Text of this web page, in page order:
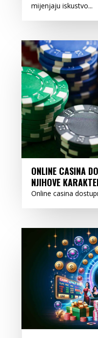
mijenjaju iskustvo...
ONLINE CASINA
NJIHOVE
Online casina